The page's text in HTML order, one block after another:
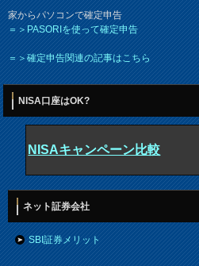
家からパソコンで確定申告
＝＞PASORIを使って確定申告
＝＞確定申告関連の記事はこちら
NISA口座はOK?
NISAキャンペーン比較
ネット証券会社
SBI証券メリット